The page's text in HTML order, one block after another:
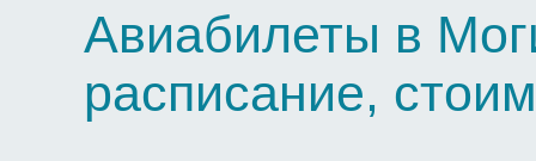
Авиабилеты в
расписание,